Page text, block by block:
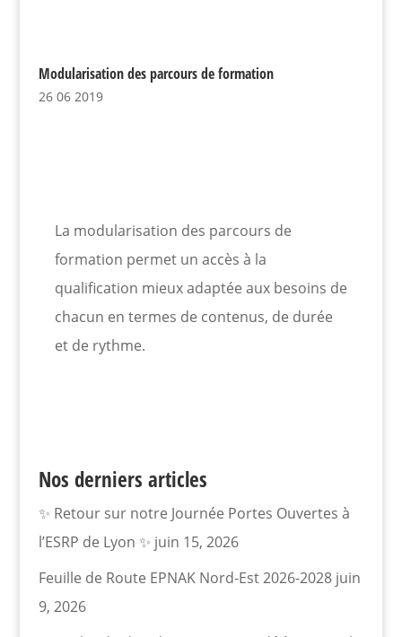
Modularisation des parcours de formation
26 06 2019
La modularisation des parcours de
formation permet un accès à la
qualification mieux adaptée aux besoins de
chacun en termes de contenus, de durée
et de rythme.
Nos derniers articles
✨ Retour sur notre Journée Portes Ouvertes à
l’ESRP de Lyon ✨ juin 15, 2026
Feuille de Route EPNAK Nord-Est 2026-2028 juin
9, 2026